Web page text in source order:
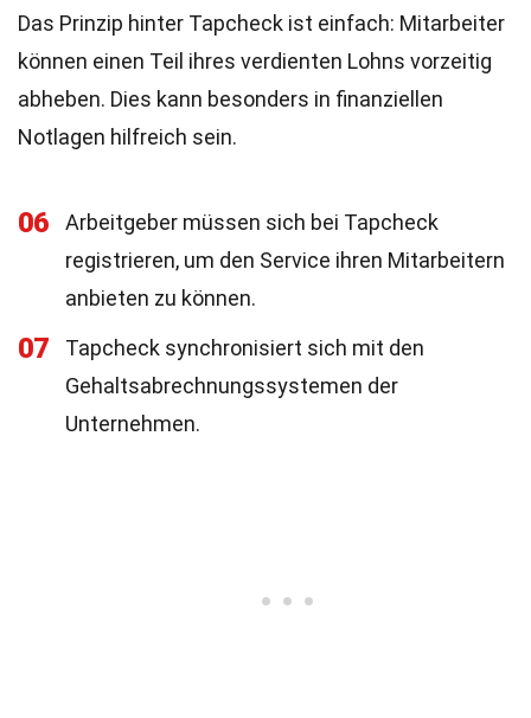
Das Prinzip hinter Tapcheck ist einfach: Mitarbeiter
können einen Teil ihres verdienten Lohns vorzeitig
abheben. Dies kann besonders in finanziellen
Notlagen hilfreich sein.
06
Arbeitgeber müssen sich bei Tapcheck
registrieren, um den Service ihren Mitarbeitern
anbieten zu können.
07
Tapcheck synchronisiert sich mit den
Gehaltsabrechnungssystemen der
Unternehmen.